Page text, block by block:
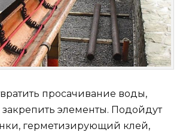
просачивание воды,
элементы. Подойдут
герметизирующий клей,